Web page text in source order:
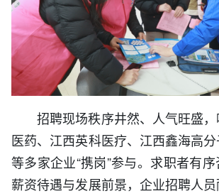
招聘现场秩序井然、人气旺盛
医药、江西英科医疗、江西鑫海高
等多家企业“携岗”参与。求职者有序
薪资待遇与发展前景，企业招聘人员